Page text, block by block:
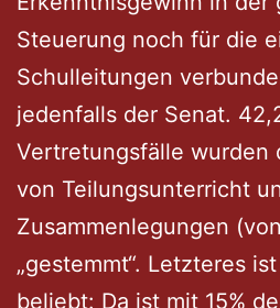
Steuerung noch für die
Schulleitungen
jedenfalls der Senat.
Vertretungsfälle wurden
von Teilungsunterricht
Zusammenlegungen
„gestemmt“. Letzteres
beliebt: Da ist mit 15%